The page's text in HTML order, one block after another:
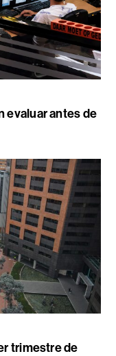
evaluar antes de
trimestre de